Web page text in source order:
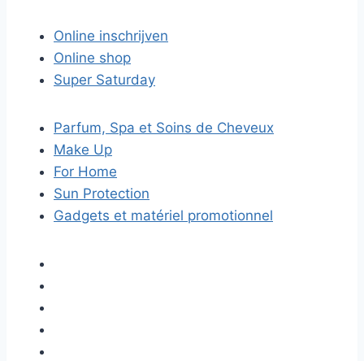
Online inschrijven
Online shop
Super Saturday
Parfum, Spa et Soins de Cheveux
Make Up
For Home
Sun Protection
Gadgets et matériel promotionnel